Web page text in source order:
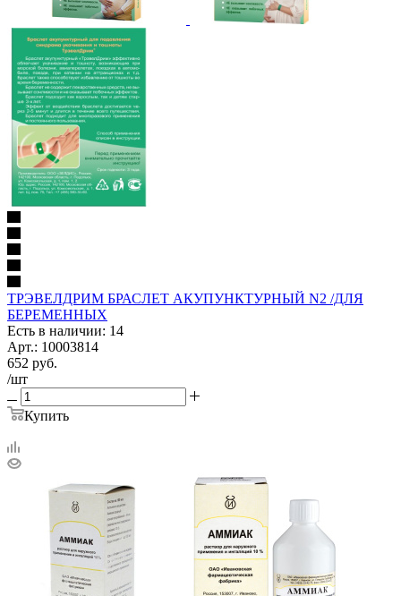
ТРЭВЕЛДРИМ БРАСЛЕТ АКУПУНКТУРНЫЙ N2 /ДЛЯ
БЕРЕМЕННЫХ
Есть в наличии: 14
Арт.: 10003814
652 руб.
/шт
Купить